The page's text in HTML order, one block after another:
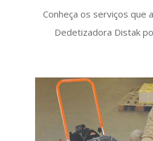
Conheça os serviços que
Dedetizadora Distak